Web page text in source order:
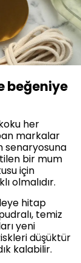
beğeniye
her
markalar
senaryosuna
bir mum
için
olmalıdır.
hitap
temiz
yeni
düşüktür
kalabilir.